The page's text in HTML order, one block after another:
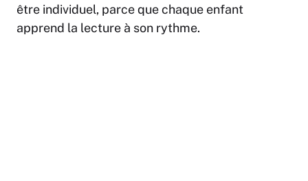
être individuel, parce que chaque enfant
apprend la lecture à son rythme.